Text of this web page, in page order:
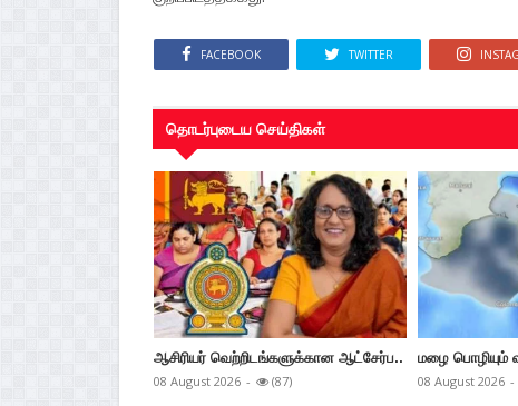
FACEBOOK TWITTER
தொடர்புடைய செய்திகள்
ஆசிரியர் வெற்றிடங்களுக்கான ஆட்சேர்ப..
08 August 2026 - (87)
மழை பொழியும்
08 August 2026 -